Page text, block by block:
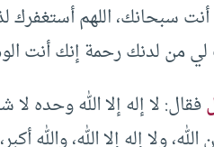
سبحانك، اللهم أستغفرك
من لدنك رحمة إنك أنت
فقال: لا إله إلا الله وحده
ولا إله إلا الله، والله